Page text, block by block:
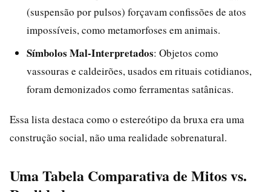
(suspensão por pulsos) forçavam confissões de atos
impossíveis, como metamorfoses em animais.
Símbolos Mal-Interpretados: Objetos como
vassouras e caldeirões, usados em rituais cotidianos,
foram demonizados como ferramentas satânicas.
Essa lista destaca como o estereótipo da bruxa era uma
construção social, não uma realidade sobrenatural.
Uma Tabela Comparativa de Mitos vs.